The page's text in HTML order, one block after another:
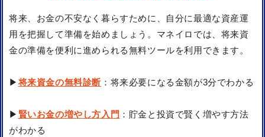
将来、お金の不安なく暮らすために、自分に最適な資産運
用を把握して準備を始めましょう。マネイロでは、将来資
金の準備を便利に進められる無料ツールを利用できます。
▶将来資金の無料診断 ：将来必要になる金額が3分でわかる
▶ 賢いお金の増やし方入門 ：貯金と投資で賢く増やす方法
がわかる